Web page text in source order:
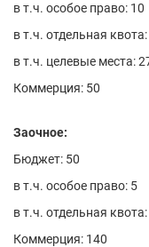
в т.ч. особое право: 10
в т.ч. отдельная квота:
в т.ч. целевые места:
Коммерция: 50
Заочное:
Бюджет: 50
в т.ч. особое право: 5
в т.ч. отдельная квота:
Коммерция: 140